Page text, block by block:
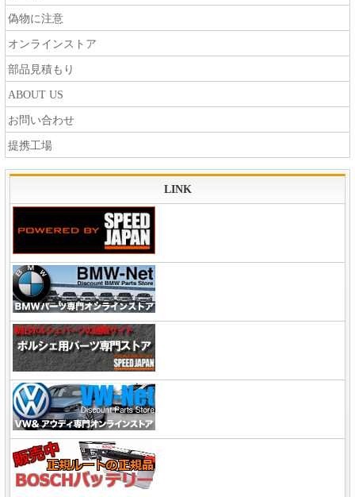
偽物に注意
オンラインストア
部品見積もり
ABOUT US
お問い合わせ
提携工場
LINK